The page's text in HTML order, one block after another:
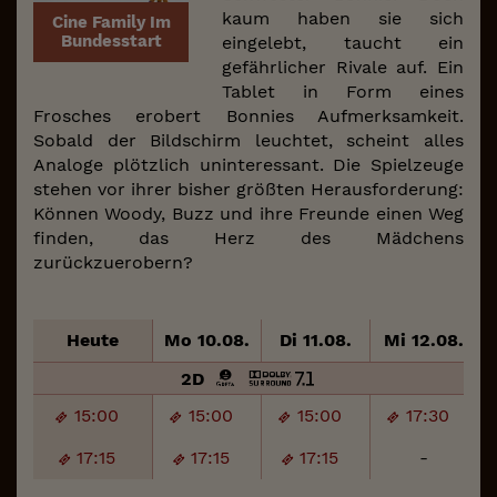
Cine Family Im
Bundesstart
kaum haben sie sich
eingelebt, taucht ein
gefährlicher Rivale auf. Ein
Tablet in Form eines
Frosches erobert Bonnies Aufmerksamkeit.
Sobald der Bildschirm leuchtet, scheint alles
Analoge plötzlich uninteressant. Die Spielzeuge
stehen vor ihrer bisher größten Herausforderung:
Können Woody, Buzz und ihre Freunde einen Weg
finden, das Herz des Mädchens
zurückzuerobern?
Heute Mo 10.08. Di 11.08. Mi 12.08.
15:00 15:00 15:00
17:30
17:15
17:15 17:15 -
2D